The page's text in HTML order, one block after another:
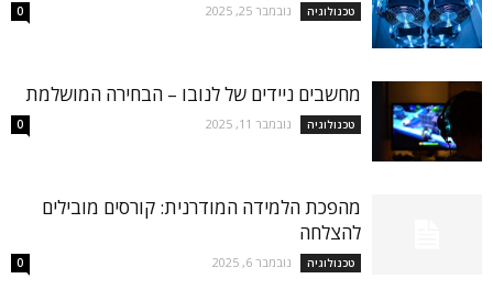
טכנולוגיה נובמבר 25, 2025 0
מחשבים ניידים של לנובו – הבחירה המושלמת
טכנולוגיה נובמבר 11, 2025 0
מהפכת הלמידה המודרנית: קורסים מובילים
להצלחה
טכנולוגיה נובמבר 6, 2025 0